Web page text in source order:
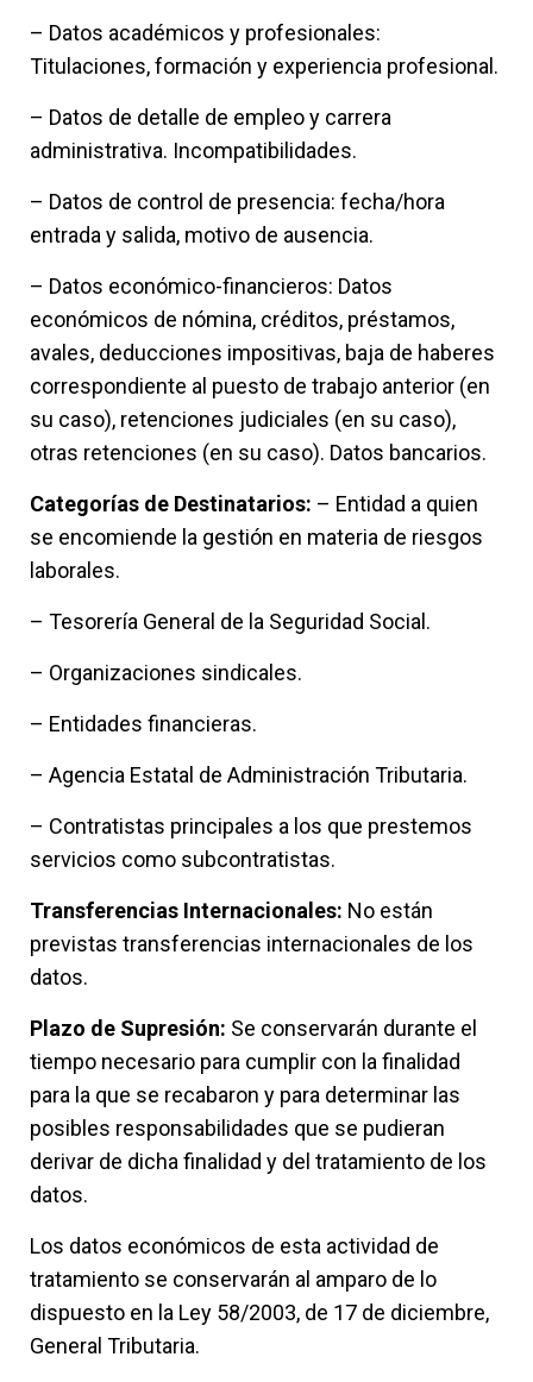
– Datos académicos y profesionales:
Titulaciones, formación y experiencia profesional.
– Datos de detalle de empleo y carrera
administrativa. Incompatibilidades.
– Datos de control de presencia: fecha/hora
entrada y salida, motivo de ausencia.
– Datos económico-financieros: Datos
económicos de nómina, créditos, préstamos,
avales, deducciones impositivas, baja de haberes
correspondiente al puesto de trabajo anterior (en
su caso), retenciones judiciales (en su caso),
otras retenciones (en su caso). Datos bancarios.
Categorías de Destinatarios: – Entidad a quien
se encomiende la gestión en materia de riesgos
laborales.
– Tesorería General de la Seguridad Social.
– Organizaciones sindicales.
– Entidades financieras.
– Agencia Estatal de Administración Tributaria.
– Contratistas principales a los que prestemos
servicios como subcontratistas.
Transferencias Internacionales: No están
previstas transferencias internacionales de los
datos.
Plazo de Supresión: Se conservarán durante el
tiempo necesario para cumplir con la finalidad
para la que se recabaron y para determinar las
posibles responsabilidades que se pudieran
derivar de dicha finalidad y del tratamiento de los
datos.
Los datos económicos de esta actividad de
tratamiento se conservarán al amparo de lo
dispuesto en la Ley 58/2003, de 17 de diciembre,
General Tributaria.